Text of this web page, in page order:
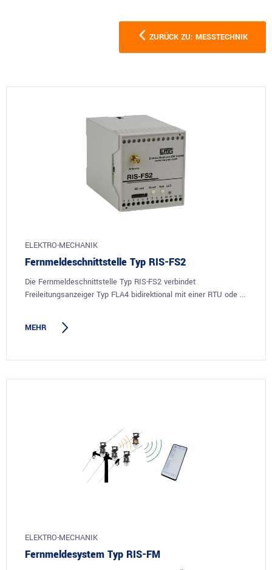
ZURÜCK ZU: MESSTECHNIK
ELEKTRO-MECHANIK
Fernmeldeschnittstelle Typ RIS-FS2
Die Fernmeldeschnittstelle Typ RIS-FS2 verbindet
Freileitungsanzeiger Typ FLA4 bidirektional mit einer RTU ode ...
MEHR
ELEKTRO-MECHANIK
Fernmeldesystem Typ RIS-FM